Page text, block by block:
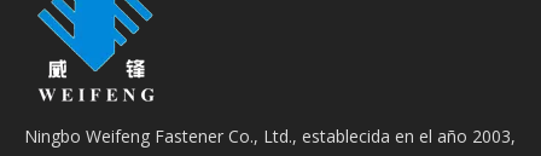
Ningbo Weifeng Fastener Co., Ltd., establecida en el año 2003,